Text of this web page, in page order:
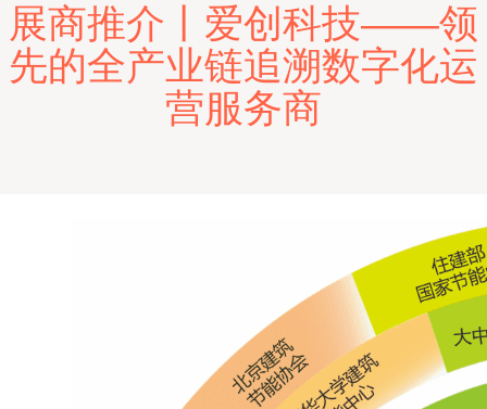
展商推介丨爱创科技——领
先的全产业链追溯数字化运
营服务商